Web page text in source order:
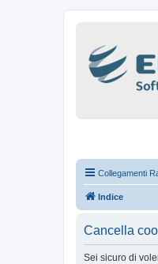
Collegamenti
Indice
Cancella
Sei sicuro di